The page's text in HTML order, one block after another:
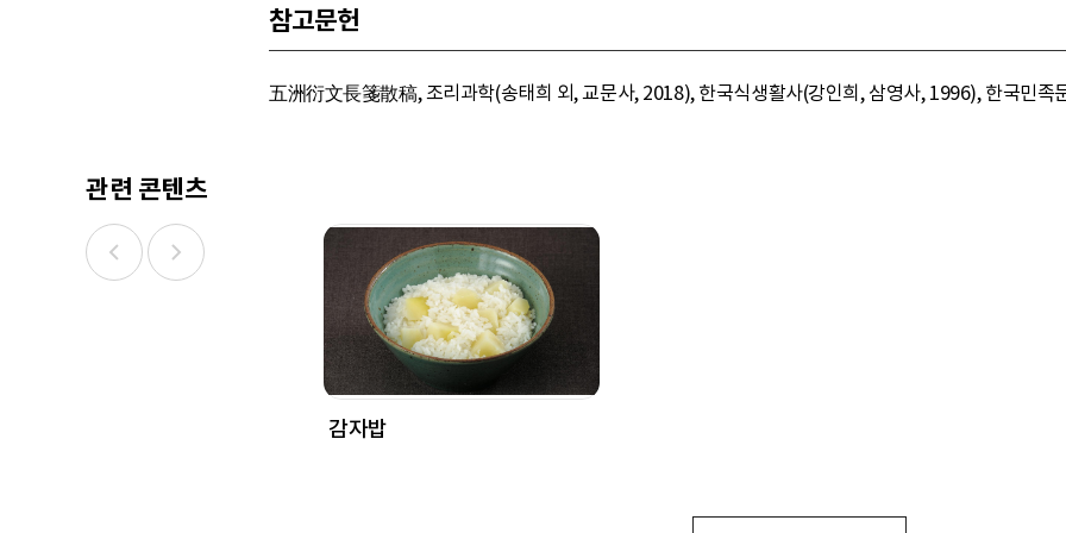
참고문헌
五洲衍文長箋散稿, 조리과학(송태희 외, 교문사, 2018), 한국식생활사(강인희, 삼영사, 1996), 한국민
관련 콘텐츠
감자밥